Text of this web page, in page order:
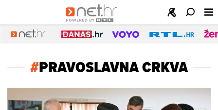
#PRAVOSLAVNA CRKVA